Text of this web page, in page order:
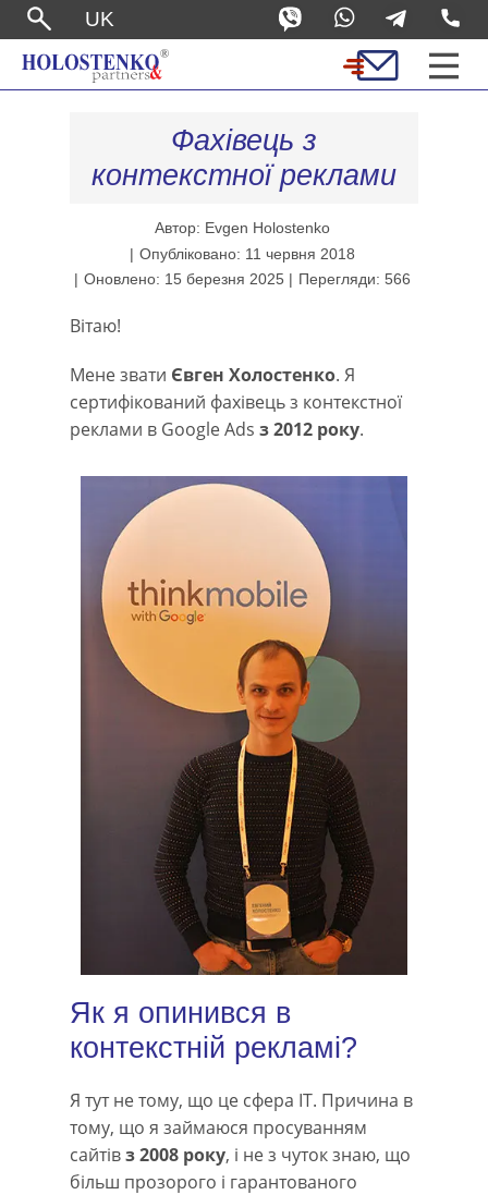
UK
Фахівець з
контекстної реклами
Автор: Evgen Holostenko
Опубліковано: 11 червня 2018
Оновлено: 15 березня 2025
Перегляди: 566
Вітаю!
Мене звати Євген Холостенко. Я
сертифікований фахівець з контекстної
реклами в Google Ads з 2012 року.
Як я опинився в
контекстній рекламі?
Я тут не тому, що це сфера IT. Причина в
тому, що я займаюся просуванням
сайтівз 2008 року, і не з чуток знаю, що
більш прозорого і гарантованого